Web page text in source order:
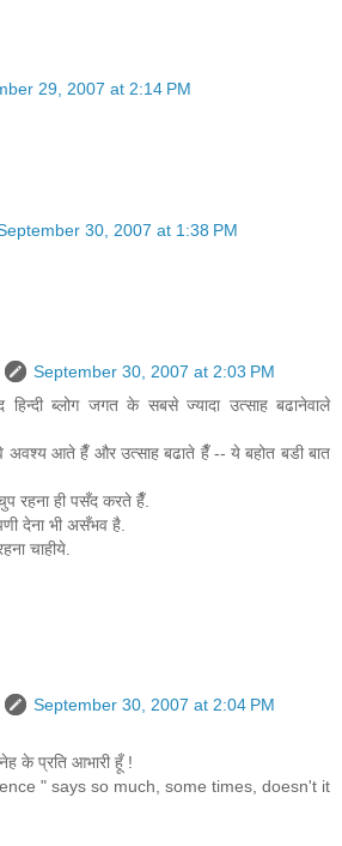
29, 2007 at 2:14 PM
30, 2007 at 1:38 PM
September 30, 2007 at 2:03 PM
हिन्दी ब्लोग जगत के सबसे ज्यादा उत्साह बढानेवाले
आते हैँ और उत्साह बढाते हैँ -- ये बहोत बडी बात
रहना ही पसँद करते हैँ.
देना भी असँभव है.
चाहीये.
September 30, 2007 at 2:04 PM
के प्रति आभारी हूँ !
" says so much, some times, doesn't it